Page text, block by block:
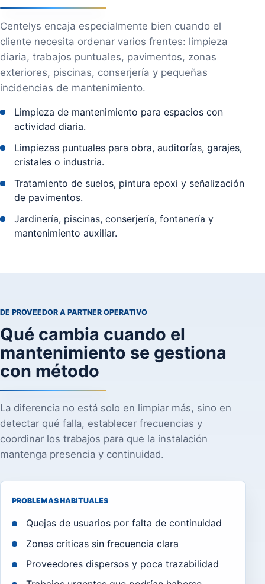
Centelys encaja especialmente bien cuando el
cliente necesita ordenar varios frentes: limpieza
diaria, trabajos puntuales, pavimentos, zonas
exteriores, piscinas, conserjería y pequeñas
incidencias de mantenimiento.
Limpieza de mantenimiento para espacios con
actividad diaria.
Limpiezas puntuales para obra, auditorías, garajes,
cristales o industria.
Tratamiento de suelos, pintura epoxi y señalización
de pavimentos.
Jardinería, piscinas, conserjería, fontanería y
mantenimiento auxiliar.
DE PROVEEDOR A PARTNER OPERATIVO
Qué cambia cuando el
mantenimiento se gestiona
con método
La diferencia no está solo en limpiar más, sino en
detectar qué falla, establecer frecuencias y
coordinar los trabajos para que la instalación
mantenga presencia y continuidad.
PROBLEMAS HABITUALES
Quejas de usuarios por falta de continuidad
Zonas críticas sin frecuencia clara
Proveedores dispersos y poca trazabilidad